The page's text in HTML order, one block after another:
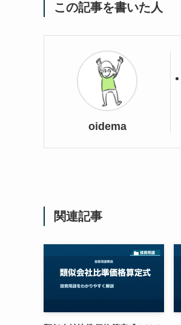
この記事を書いた人
oidema
関連記事